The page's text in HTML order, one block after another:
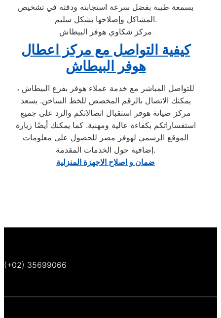
بسمعة طيبة بفضل سرعة استجابته ودقته في تشخيص
المشاكل وإصلاحها بشكل سليم.
مركز شكاوي هوفر البيطاش
كيفية التواصل مع مركز اعطال
هوفر البيطاش
للتواصل المباشر مع خدمة عملاء هوفر بفرع البيطاش ،
يمكنك الاتصال بالرقم المخصص للخط الساخن. يسعد
مركز صيانة هوفر استقبال اتصالاتكم والرد على جميع
استفساراتكم بكفاءة عالية ومهنية. كما يمكنك أيضًا زيارة
الموقع الرسمي لهوفر مصر للحصول على معلومات
إضافية حول الخدمات المقدمة.
ضمان و اصلاح الاجهزة المنزلية
(+02) 35699066